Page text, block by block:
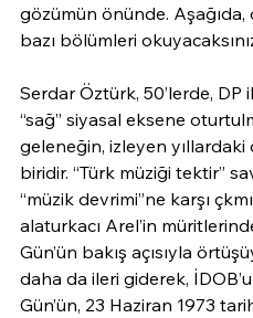
gözümün önünde.
bazı bölümleri
Serdar Öztürk, 50’lerde, DP
“sağ” siyasal eksene
geleneğin, izleyen
biridir. “Türk müziği tektir”
“müzik devrimi”ne karşı
alaturkacı Arel’in
Gün’ün bakış açısıyla
daha da ileri giderek,
Gün’ün, 23 Haziran 1973